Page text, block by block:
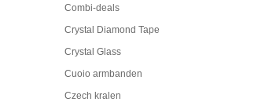
Combi-deals
Crystal Diamond Tape
Crystal Glass
Cuoio armbanden
Czech kralen